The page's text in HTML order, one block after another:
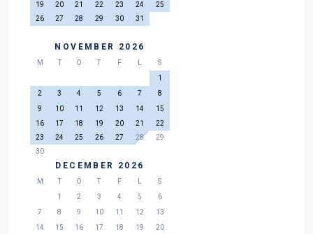
19
20 21 22 23 24
25
26
27 28 29 30 31
NOVEMBER 2026
M T O T F L
S
1
2
3 4 5 6 7
8
9
10 11 12 13 14
15
16
17 18 19 20 21
22
23
24 25 26 27 28
29
30
DECEMBER 2026
M T O T F L
S
1
2 3 4 5
6
7
8 9 10 11 12
13
14
15 16 17 18 19
20